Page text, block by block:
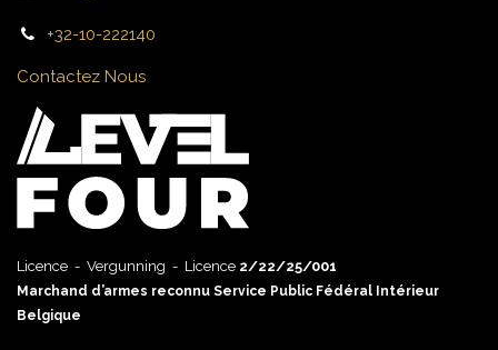
+32-10-222140
Contactez Nous
Licence - Vergunning - Licence 2/22/25/001
Marchand d’armes reconnu Service Public Fédéral Intérieur
Belgique